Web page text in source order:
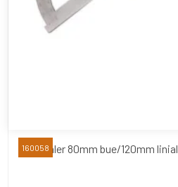
Gradmåler 80mm bue/120mm linial
160058